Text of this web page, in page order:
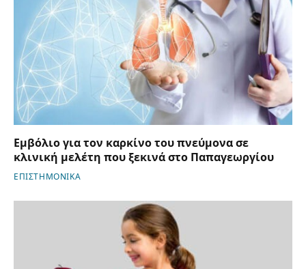
Εμβόλιο για τον καρκίνο του πνεύμονα σε
κλινική μελέτη που ξεκινά στο Παπαγεωργίου
ΕΠΙΣΤΗΜΟΝΙΚΑ